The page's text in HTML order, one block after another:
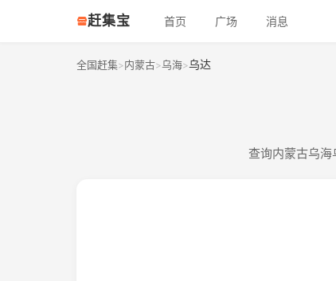
赶集宝 首页 广场 消息
全国赶集>内蒙古>乌海>乌达
查询内蒙古乌